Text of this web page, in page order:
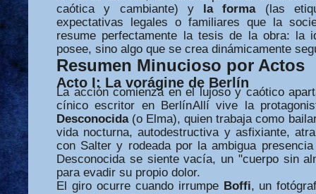
caótica y cambiante) y la forma(las
expectativas legales o familiares que la
resume perfectamente la tesis de la obra: la
posee, sino algo que se crea dinámicamente
Resumen Minucioso por Actos
Acto I: La vorágine de Berlín
La acción comienza en el lujoso y caótico
cínico escritor en Berlín.Allí vive la
Desconocida(o Elma), quien trabaja como
vida nocturna, autodestructiva y asfixiante,
con Salter y rodeada por la ambigua
Desconocida se siente vacía, un "cuerpo sin
para evadir su propio dolor.
El giro ocurre cuando irrumpe Boffi, un